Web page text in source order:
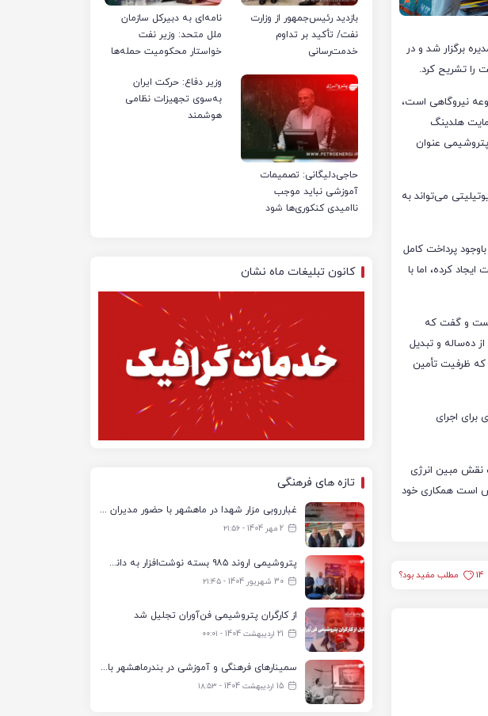
برگزار شد و در
را تشریح کرد.
نیروگاهی است،
هلدینگ
عنوان
می‌تواند به
او افزود که باوجود پرداخت کامل
ایجاد کرده، اما با
و گفت که
ده‌ساله و تبدیل
تازه است؛ پروژه‌ای که ظرفیت تأمین
برای اجرای
نقش مبین انرژی
است همکاری خود
14 مطلب مفید بود؟
بازدید رئیس‌جمهور از وزارت
نفت/ تأکید بر تداوم
خدمت‌رسانی
نامه‌ای به دبیرکل سازمان
ملل متحد: وزیر نفت
خواستار محکومیت حمله‌ها
ایران شد
حاجی‌دلیگانی: تصمیمات
آموزشی نباید موجب
ناامیدی کنکوری‌ها شود
وزیر دفاع: حرکت ایران
به‌سوی تجهیزات نظامی
هوشمند
کانون تبلیغات ماه نشان
تازه های فرهنگی
غبارروبی مزار شهدا در ماهشهر با حضور مدیران پتروشیمی اروند و مسئولان شهری
2 مهر 1404 - ۲۱:۵۶
پتروشیمی اروند ۹۸۵ بسته نوشت‌افزار به دانش‌آموزان تحت پوشش کمیته امداد بندرماهشهر اهدا کرد
30 شهریور 1404 - ۲۱:۴۵
از کارگران پتروشیمی فن‌آوران تجلیل شد
21 اردیبهشت 1404 - ۰۰:۰۱
سمینارهای فرهنگی و آموزشی در بندرماهشهر با همکاری فرهنگ‌سرای پتروشیمی مارون
15 اردیبهشت 1404 - ۱۸:۵۳